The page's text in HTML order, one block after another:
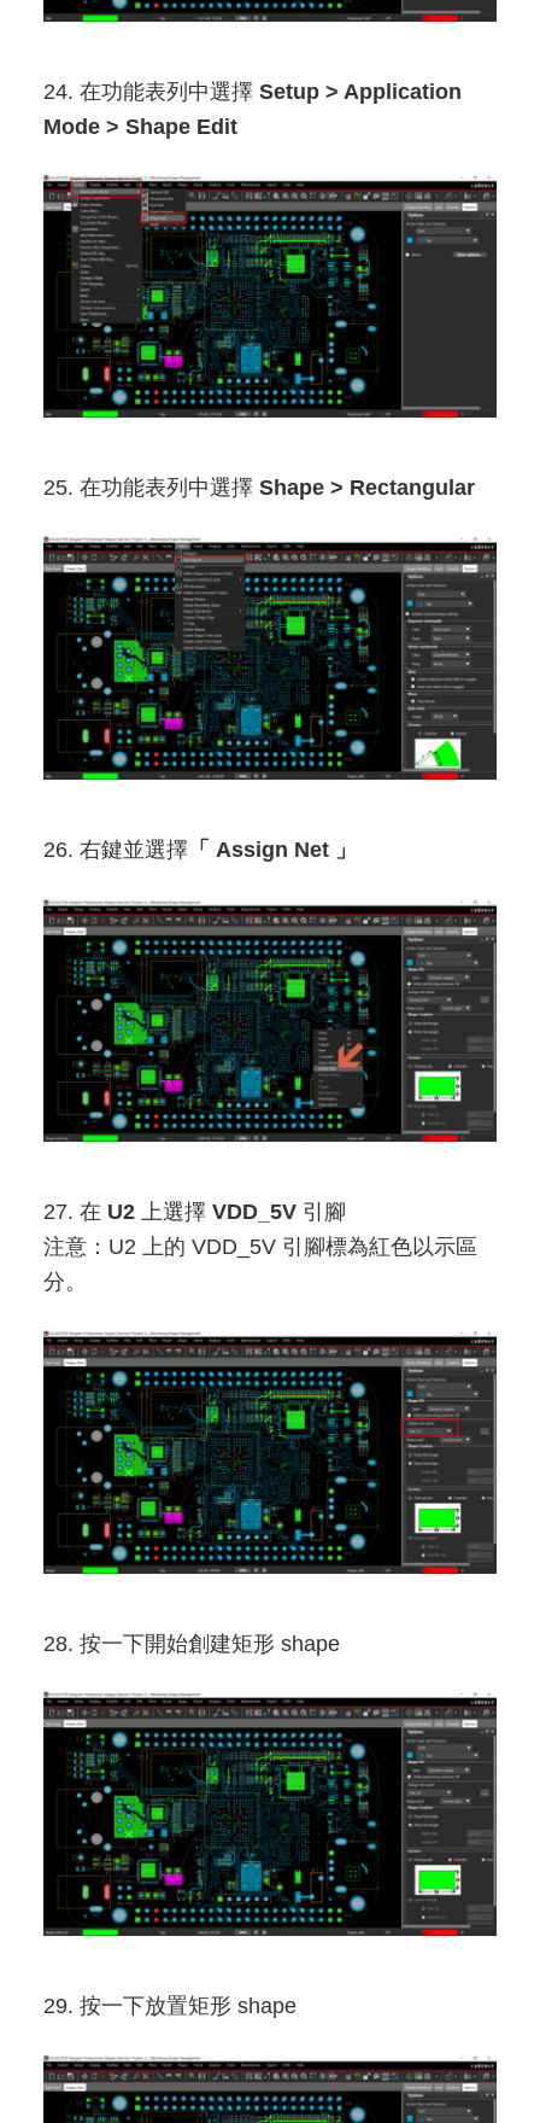
24. 在功能表列中選擇 Setup > Application
Mode > Shape Edit
25. 在功能表列中選擇 Shape > Rectangular
26. 右鍵並選擇「 Assign Net 」
27. 在 U2上選擇 VDD_5V引腳
注意：U2 上的 VDD_5V 引腳標為紅色以示區
分。
28. 按一下開始創建矩形 shape
29. 按一下放置矩形 shape